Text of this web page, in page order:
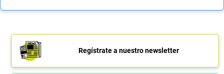
Regístrate a nuestro newsletter